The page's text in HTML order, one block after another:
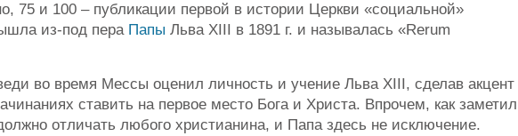
75 и 100 – публикации первой в истории Церкви «социальной»
из-под пера Папы Льва XIII в 1891 г. и называлась «Rerum
во время Мессы оценил личность и учение Льва XIII, сделав акцент
ставить на первое место Бога и Христа. Впрочем, как заметил
отличать любого христианина, и Папа здесь не исключение.